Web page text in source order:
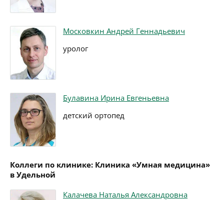
Московкин Андрей Геннадьевич
уролог
Булавина Ирина Евгеньевна
детский ортопед
Коллеги по клинике: Клиника «Умная медицина»
в Удельной
Калачева Наталья Александровна